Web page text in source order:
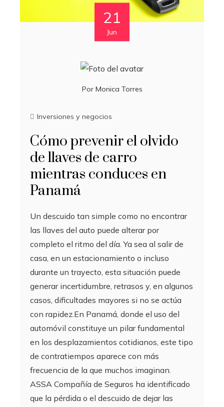
21
Jun
Por Monica Torres
Inversiones y negocios
Cómo prevenir el olvido
de llaves de carro
mientras conduces en
Panamá
Un descuido tan simple como no encontrar
las llaves del auto puede alterar por
completo el ritmo del día. Ya sea al salir de
casa, en un estacionamiento o incluso
durante un trayecto, esta situación puede
generar incertidumbre, retrasos y, en algunos
casos, dificultades mayores si no se actúa
con rapidez.En Panamá, donde el uso del
automóvil constituye un pilar fundamental
en los desplazamientos cotidianos, este tipo
de contratiempos aparece con más
frecuencia de la que muchos imaginan.
ASSA Compañía de Seguros ha identificado
que la pérdida o el descuido de dejar las